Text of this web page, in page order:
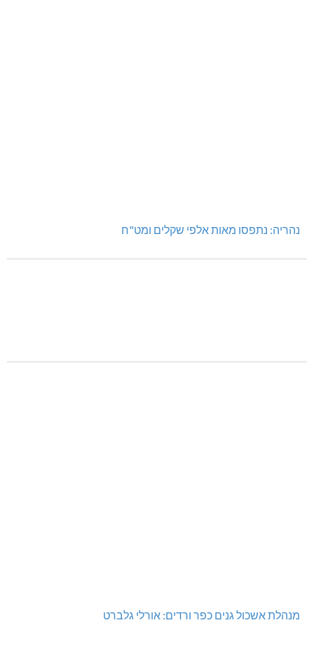
נהריה: נתפסו מאות אלפי שקלים ומט"ח
מנהלת אשכול גנים כפר ורדים: אורלי גלברט